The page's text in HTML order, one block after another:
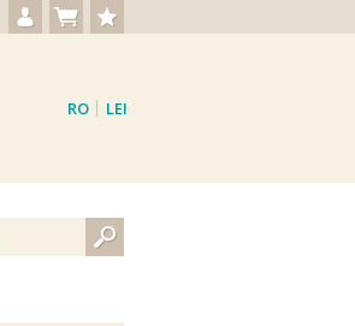
RO
LEI
Autentificare / Creare cont
Nu aveți produse